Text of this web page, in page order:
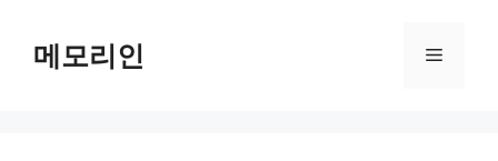
content메모리인 Menu